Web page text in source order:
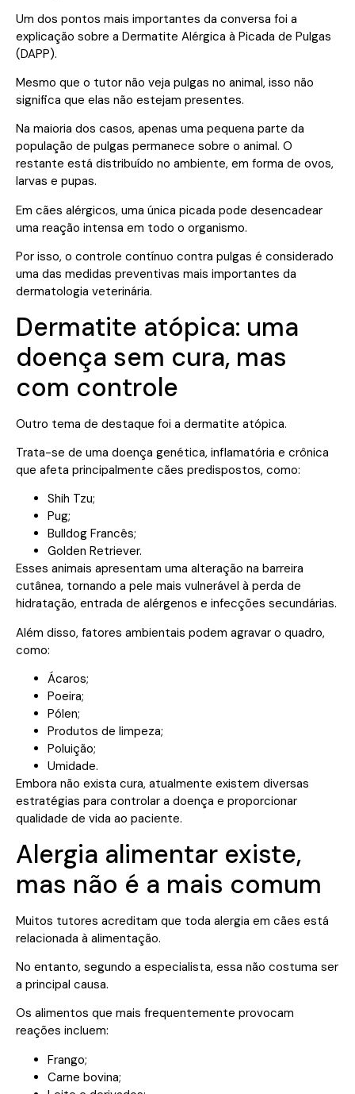
Um dos pontos mais importantes da conversa foi a
explicação sobre a Dermatite Alérgica à Picada de Pulgas
(DAPP).
Mesmo que o tutor não veja pulgas no animal, isso não
significa que elas não estejam presentes.
Na maioria dos casos, apenas uma pequena parte da
população de pulgas permanece sobre o animal. O
restante está distribuído no ambiente, em forma de ovos,
larvas e pupas.
Em cães alérgicos, uma única picada pode desencadear
uma reação intensa em todo o organismo.
Por isso, o controle contínuo contra pulgas é considerado
uma das medidas preventivas mais importantes da
dermatologia veterinária.
Dermatite atópica: uma
doença sem cura, mas
com controle
Outro tema de destaque foi a dermatite atópica.
Trata-se de uma doença genética, inflamatória e crônica
que afeta principalmente cães predispostos, como:
Shih Tzu;
Pug;
Bulldog Francês;
Golden Retriever.
Esses animais apresentam uma alteração na barreira
cutânea, tornando a pele mais vulnerável à perda de
hidratação, entrada de alérgenos e infecções secundárias.
Além disso, fatores ambientais podem agravar o quadro,
como:
Ácaros;
Poeira;
Pólen;
Produtos de limpeza;
Poluição;
Umidade.
Embora não exista cura, atualmente existem diversas
estratégias para controlar a doença e proporcionar
qualidade de vida ao paciente.
Alergia alimentar existe,
mas não é a mais comum
Muitos tutores acreditam que toda alergia em cães está
relacionada à alimentação.
No entanto, segundo a especialista, essa não costuma ser
a principal causa.
Os alimentos que mais frequentemente provocam
reações incluem:
Frango;
Carne bovina;